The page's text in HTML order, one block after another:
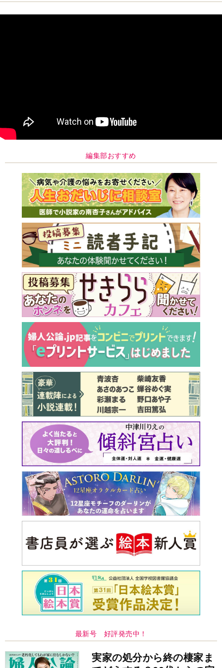
最新号 好評発売中！
実家の処分から終の棲家ま
モンダイ